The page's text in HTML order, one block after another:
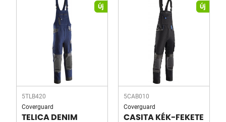
Új
5TLB420
Coverguard
TELICA DENIM
Új
5CAB010
Coverguard
CASITA KÉK-FEKETE